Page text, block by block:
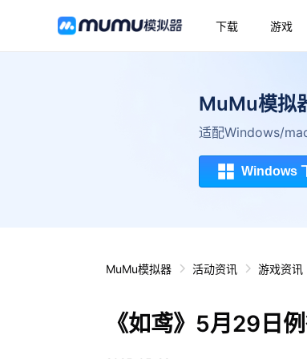
下载 游戏
MuMu模拟
适配Windows/
Windows
MuMu模拟器 活动资讯 游戏资讯
《如鸢》5月29日